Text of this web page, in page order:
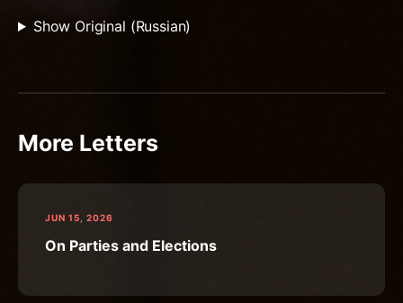
Show Original (Russian)
More Letters
JUN 15, 2026
On Parties and Elections